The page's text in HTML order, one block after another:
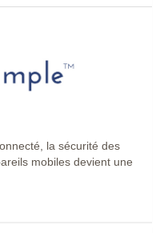
la sécurité des
mobiles devient une